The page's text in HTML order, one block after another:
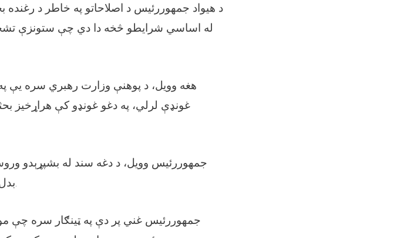
د هیواد جمهوررئیس د اصلاحاتو په خاطر د رغنده
له اساسي شرایطو څخه دا دي چې ستونزې
هغه وویل، د پوهنې وزارت رهبري سره یې
غونډې لرلي، په دغو غونډو کې هراړخیز
جمهوررئیس وویل، د دغه سند له بشپړېدو
جمهوررئیس غني پر دې په ټینګار سره چې